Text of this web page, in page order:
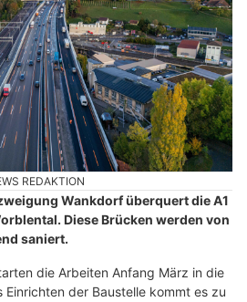
REDAKTION
Wankdorf überquert die A1
Diese Brücken werden von
saniert.
die Arbeiten Anfang März in die
Einrichten der Baustelle kommt es zu